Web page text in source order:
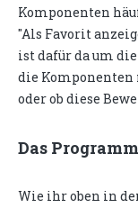
Komponenten
"Als Favorit
ist dafür da um
die
oder ob diese
Das
Wie ihr oben in